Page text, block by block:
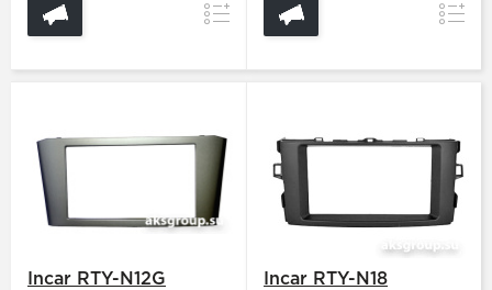
Сравнение
Incar RTY-N12G Incar RTY-N18